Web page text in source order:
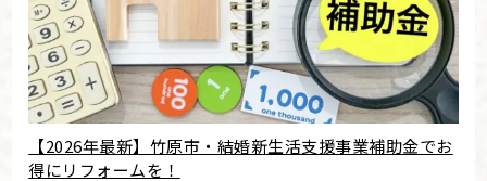
【2026年最新】竹原市・結婚新生活支援事業補助金でお
得にリフォームを！